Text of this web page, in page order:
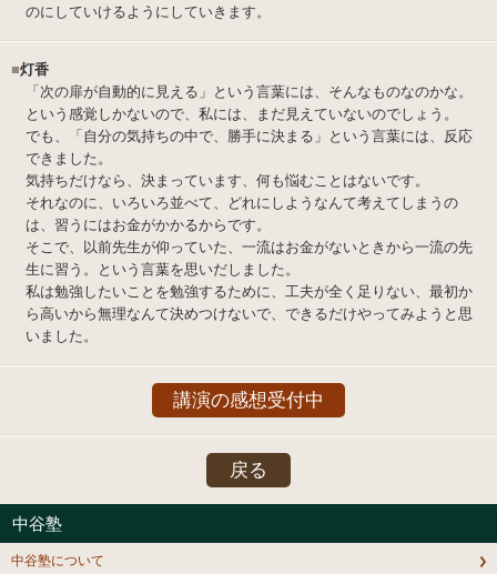
のにしていけるようにしていきます。
■灯香
「次の扉が自動的に見える」という言葉には、そんなものなのかな。
という感覚しかないので、私には、まだ見えていないのでしょう。
でも、「自分の気持ちの中で、勝手に決まる」という言葉には、反応
できました。
気持ちだけなら、決まっています、何も悩むことはないです。
それなのに、いろいろ並べて、どれにしようなんて考えてしまうの
は、習うにはお金がかかるからです。
そこで、以前先生が仰っていた、一流はお金がないときから一流の先
生に習う。という言葉を思いだしました。
私は勉強したいことを勉強するために、工夫が全く足りない、最初か
ら高いから無理なんて決めつけないで、できるだけやってみようと思
いました。
講演の感想受付中
戻る
中谷塾
中谷塾について